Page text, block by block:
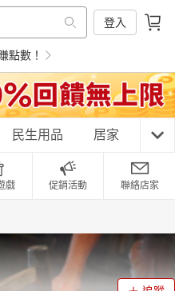
登入
點數！
運動休閒 親子玩具
民生用品 居家 3C
戲 促銷活動 聯絡店家